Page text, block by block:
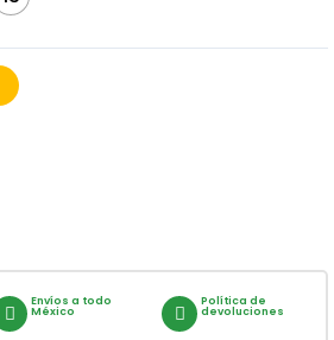
Envíos a todo
México
Política de
devoluciones